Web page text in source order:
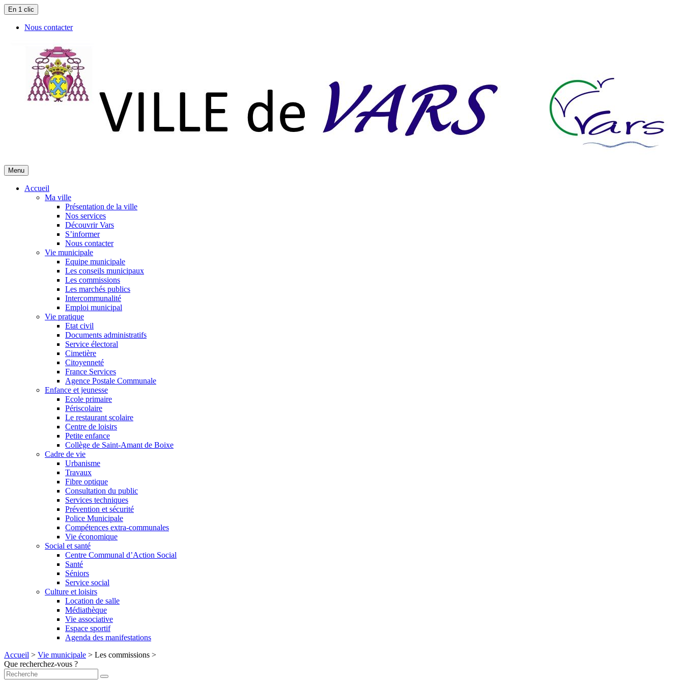
En 1 clic
Nous contacter
Menu
Accueil
Ma ville
Présentation de la ville
Nos services
Découvrir Vars
S’informer
Nous contacter
Vie municipale
Equipe municipale
Les conseils municipaux
Les commissions
Les marchés publics
Intercommunalité
Emploi municipal
Vie pratique
Etat civil
Documents administratifs
Service électoral
Cimetière
Citoyenneté
France Services
Agence Postale Communale
Enfance et jeunesse
Ecole primaire
Périscolaire
Le restaurant scolaire
Centre de loisirs
Petite enfance
Collège de Saint-Amant de Boixe
Cadre de vie
Urbanisme
Travaux
Fibre optique
Consultation du public
Services techniques
Prévention et sécurité
Police Municipale
Compétences extra-communales
Vie économique
Social et santé
Centre Communal d’Action Social
Santé
Séniors
Service social
Culture et loisirs
Location de salle
Médiathèque
Vie associative
Espace sportif
Agenda des manifestations
Accueil > Vie municipale > Les commissions >
Que recherchez-vous ?